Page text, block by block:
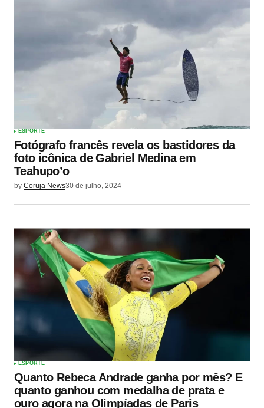
ESPORTE
Fotógrafo francês revela os bastidores da
foto icônica de Gabriel Medina em
Teahupo’o
by Coruja News30 de julho, 2024
ESPORTE
Quanto Rebeca Andrade ganha por mês? E
quanto ganhou com medalha de prata e
ouro agora na Olimpíadas de Paris